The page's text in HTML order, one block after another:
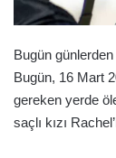
Bugün
Bugün, 16 Mart
gereken yerde
saçlı kızı